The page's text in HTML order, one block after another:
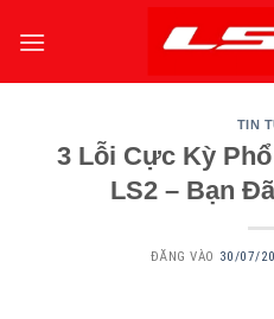
qua
TIN
3 Lỗi Cực Kỳ
LS2 – Bạn
ĐĂNG VÀO 30/07/